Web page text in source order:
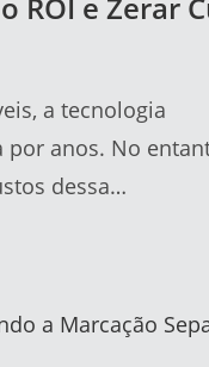
a tecnologia
anos. No
dessa…